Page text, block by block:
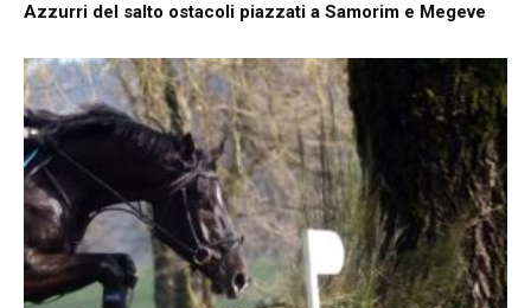
Azzurri del salto ostacoli piazzati a Samorim e Megeve